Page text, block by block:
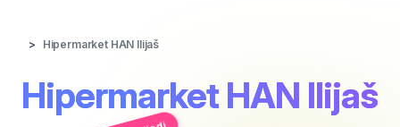
Hipermarket HAN Ilijaš
Hipermarket HAN Ilijaš